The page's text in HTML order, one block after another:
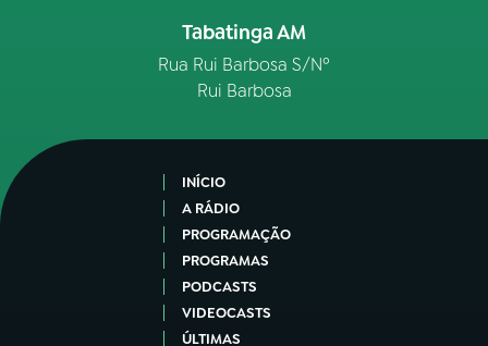
Tabatinga AM
Rua Rui Barbosa S/Nº
Rui Barbosa
INÍCIO
A RÁDIO
PROGRAMAÇÃO
PROGRAMAS
PODCASTS
VIDEOCASTS
ÚLTIMAS